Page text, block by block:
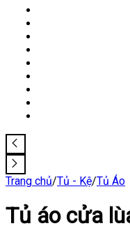
Trang chủ/Tủ - Kệ/Tủ Áo
Tủ áo cửa